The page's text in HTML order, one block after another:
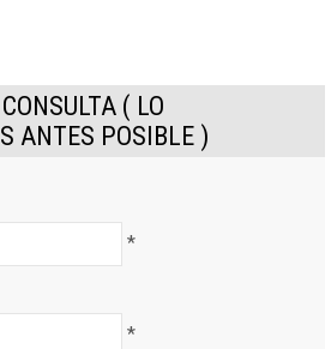
( LO
ANTES POSIBLE )
*
*